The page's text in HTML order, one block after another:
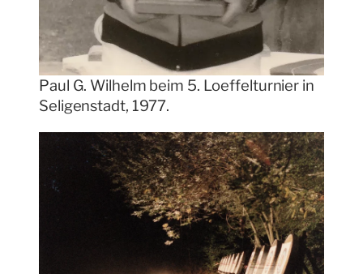
Paul G. Wilhelm beim 5. Loeffelturnier in
Seligenstadt, 1977.